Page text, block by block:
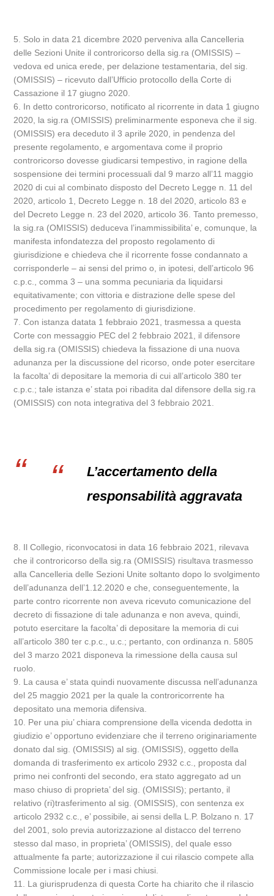
5. Solo in data 21 dicembre 2020 perveniva alla Cancelleria
delle Sezioni Unite il controricorso della sig.ra (OMISSIS) –
vedova ed unica erede, per delazione testamentaria, del sig.
(OMISSIS) – ricevuto dall’Ufficio protocollo della Corte di
Cassazione il 17 giugno 2020.
6. In detto controricorso, notificato al ricorrente in data 1 giugno
2020, la sig.ra (OMISSIS) preliminarmente esponeva che il sig.
(OMISSIS) era deceduto il 3 aprile 2020, in pendenza del
presente regolamento, e argomentava come il proprio
controricorso dovesse giudicarsi tempestivo, in ragione della
sospensione dei termini processuali dal 9 marzo all’11 maggio
2020 di cui al combinato disposto del Decreto Legge n. 11 del
2020, articolo 1, Decreto Legge n. 18 del 2020, articolo 83 e
del Decreto Legge n. 23 del 2020, articolo 36. Tanto premesso,
la sig.ra (OMISSIS) deduceva l’inammissibilita’ e, comunque, la
manifesta infondatezza del proposto regolamento di
giurisdizione e chiedeva che il ricorrente fosse condannato a
corrisponderle – ai sensi del primo o, in ipotesi, dell’articolo 96
c.p.c., comma 3 – una somma pecuniaria da liquidarsi
equitativamente; con vittoria e distrazione delle spese del
procedimento per regolamento di giurisdizione.
7. Con istanza datata 1 febbraio 2021, trasmessa a questa
Corte con messaggio PEC del 2 febbraio 2021, il difensore
della sig.ra (OMISSIS) chiedeva la fissazione di una nuova
adunanza per la discussione del ricorso, onde poter esercitare
la facolta’ di depositare la memoria di cui all’articolo 380 ter
c.p.c.; tale istanza e’ stata poi ribadita dal difensore della sig.ra
(OMISSIS) con nota integrativa del 3 febbraio 2021.
L’accertamento della
responsabilità aggravata
8. Il Collegio, riconvocatosi in data 16 febbraio 2021, rilevava
che il controricorso della sig.ra (OMISSIS) risultava trasmesso
alla Cancelleria delle Sezioni Unite soltanto dopo lo svolgimento
dell’adunanza dell’1.12.2020 e che, conseguentemente, la
parte contro ricorrente non aveva ricevuto comunicazione del
decreto di fissazione di tale adunanza e non aveva, quindi,
potuto esercitare la facolta’ di depositare la memoria di cui
all’articolo 380 ter c.p.c., u.c.; pertanto, con ordinanza n. 5805
del 3 marzo 2021 disponeva la rimessione della causa sul
ruolo.
9. La causa e’ stata quindi nuovamente discussa nell’adunanza
del 25 maggio 2021 per la quale la controricorrente ha
depositato una memoria difensiva.
10. Per una piu’ chiara comprensione della vicenda dedotta in
giudizio e’ opportuno evidenziare che il terreno originariamente
donato dal sig. (OMISSIS) al sig. (OMISSIS), oggetto della
domanda di trasferimento ex articolo 2932 c.c., proposta dal
primo nei confronti del secondo, era stato aggregato ad un
maso chiuso di proprieta’ del sig. (OMISSIS); pertanto, il
relativo (ri)trasferimento al sig. (OMISSIS), con sentenza ex
articolo 2932 c.c., e’ possibile, ai sensi della L.P. Bolzano n. 17
del 2001, solo previa autorizzazione al distacco del terreno
stesso dal maso, in proprieta’ (OMISSIS), del quale esso
attualmente fa parte; autorizzazione il cui rilascio compete alla
Commissione locale per i masi chiusi.
11. La giurisprudenza di questa Corte ha chiarito che il rilascio